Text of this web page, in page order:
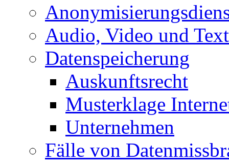
Audio, Video und Text
Datenspeicherung
Auskunftsrecht
Musterklage
Unternehmen
Fälle von